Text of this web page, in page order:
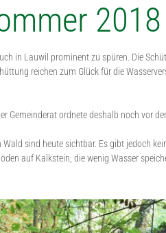
2018
in Lauwil prominent zu spüren. Die
reichen zum Glück für die
Gemeinderat ordnete deshalb noch vor
Wald sind heute sichtbar. Es gibt jedoch
auf Kalkstein, die wenig Wasser